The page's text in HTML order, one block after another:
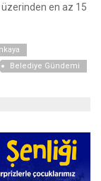
üzerinden en az 15
Belediye Gündemi